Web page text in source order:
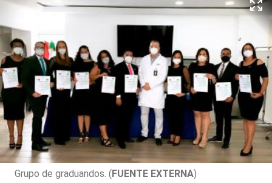
Grupo de graduandos. (FUENTE EXTERNA)